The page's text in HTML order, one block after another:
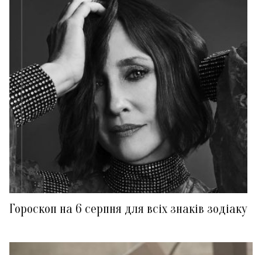
Гороскоп на 6 серпня для всіх знаків зодіаку